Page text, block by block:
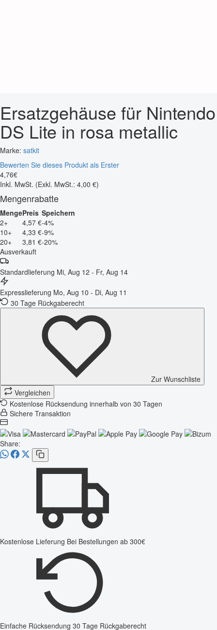
Ersatzgehäuse für Nintendo
DS Lite in rosa metallic
Marke: satkit
Bewerten Sie dieses Produkt als Erster
4,76€
Inkl. MwSt. (Exkl. MwSt.: 4,00 €)
Mengenrabatte
MengePreis Speichern
2+
4,57 €-4%
10+
4,33 €-9%
20+
3,81 €-20%
Ausverkauft
Standardlieferung Mi, Aug 12 - Fr, Aug 14
Expresslieferung Mo, Aug 10 - Di, Aug 11
30 Tage Rückgaberecht
Zur Wunschliste
Vergleichen
Kostenlose Rücksendung innerhalb von 30 Tagen
Sichere Transaktion
Share:
Kostenlose Lieferung Bei Bestellungen ab 300€
Einfache Rücksendung 30 Tage Rückgaberecht